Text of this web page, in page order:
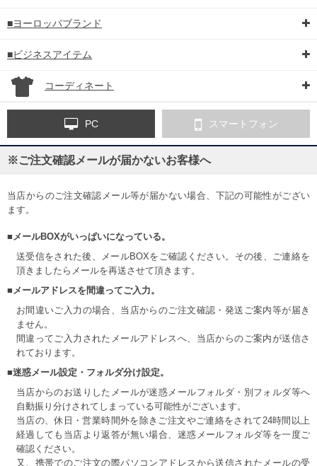
■ヨーロッパブランド
■ビジネスアイテム
コーディネート
PC スマートフォン
※ご注文確認メールが届かないお客様へ
当店からのご注文確認メール等が届かない場合、下記の可能性がござい
ます。
■メールBOXがいっぱいになっている。
送受信をされた後、メールBOXをご確認ください。その後、ご連絡を
頂きましたらメールを再送させて頂きます。
■メールアドレスを間違ってご入力。
お間違いご入力の場合、当店からのご注文確認・発送ご案内等が届き
ません。
間違ってご入力されたメールアドレスへ、当店からのご案内が送信さ
れております。
■迷惑メール設定・フォルダ分け設定。
当店からのお送りしたメールが迷惑メールフォルダ・別フォルダ等へ
自動振り分けされてしまっている可能性がございます。
当店の、休日・営業時間外を除きご注文やご連絡をされて24時間以上
経過しても当店より返答が無い場合、迷惑メールフォルダ等を一度ご
確認ください。
又、携帯でのご注文の際パソコンアドレスから送信されたメールの受